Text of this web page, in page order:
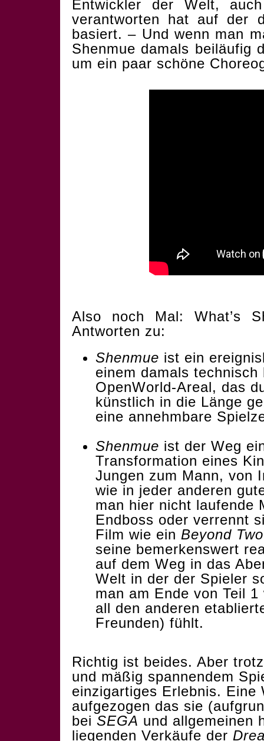
Entwickler der Welt,
verantworten hat auf der
basiert. – Und wenn man
Shenmue damals beiläufig
um ein paar schöne
Also noch Mal: What’s
Antworten zu:
Shenmue ist ein
einem damals
OpenWorld-Areal, das
künstlich in die Länge
eine annehmbare
Shenmue ist der Weg
Transformation eines
Jungen zum Mann, von
wie in jeder anderen
man hier nicht laufende
Endboss oder verrennt
Film wie ein Beyond
seine bemerkenswert
auf dem Weg in das
Welt in der der Spieler
man am Ende von Teil
all den anderen
Freunden) fühlt.
Richtig ist beides. Aber
und mäßig spannendem
einzigartiges Erlebnis. Eine
aufgezogen das sie
bei SEGA und allgemeinen
liegenden Verkäufe der